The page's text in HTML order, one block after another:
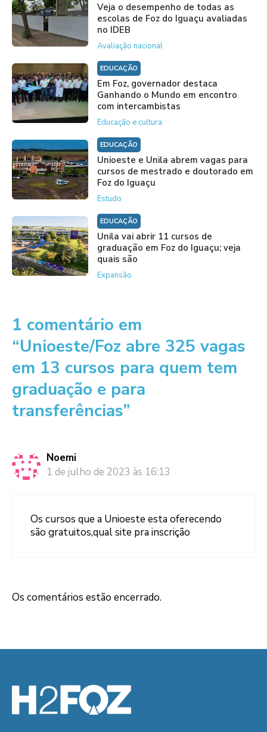
Veja o desempenho de todas as
escolas de Foz do Iguaçu avaliadas
no IDEB
Avaliação nacional
EDUCAÇÃO
Em Foz, governador destaca
Ganhando o Mundo em encontro
com intercambistas
Educação e cultura
EDUCAÇÃO
Unioeste e Unila abrem vagas para
cursos de mestrado e doutorado em
Foz do Iguaçu
Estudo
EDUCAÇÃO
Unila vai abrir 11 cursos de
graduação em Foz do Iguaçu; veja
quais são
Expansão
1 comentário em
“Unioeste/Foz abre 325 vagas
em 13 cursos para quem tem
graduação e para
transferências”
Noemi
1 de julho de 2023 às 16:13
Os cursos que a Unioeste esta oferecendo
são gratuitos,qual site pra inscrição
Os comentários estão encerrado.